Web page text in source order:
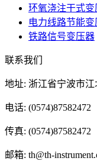
环氧浇注干式变
电力线路节能变
铁路信号变压器
联系我们
地址: 浙江省宁波市
电话: (0574)87582472
传真: (0574)87582472
邮箱: th@th-